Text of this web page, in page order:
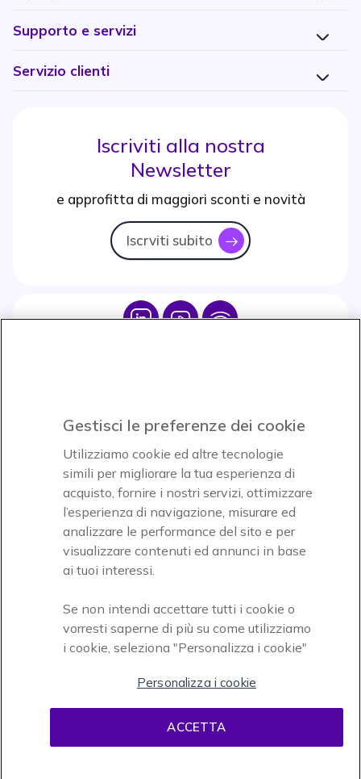
Supporto e servizi
Servizio clienti
Iscriviti alla nostra
Newsletter
e approfitta di maggiori sconti e novità
Iscrviti subito icon
Icon IconIcon
Accettiamo
Onedirect, azienda del gruppo INCEPT
Condizioni di vendita
Gestisci le preferenze dei cookie
Utilizziamo cookie ed altre tecnologie
simili per migliorare la tua esperienza di
acquisto, fornire i nostri servizi, ottimizzare
l’esperienza di navigazione, misurare ed
analizzare le performance del sito e per
visualizzare contenuti ed annunci in base
ai tuoi interessi.
Se non intendi accettare tutti i cookie o
vorresti saperne di più su come utilizziamo
i cookie, seleziona "Personalizza i cookie"
Personalizza i cookie
ACCETTA